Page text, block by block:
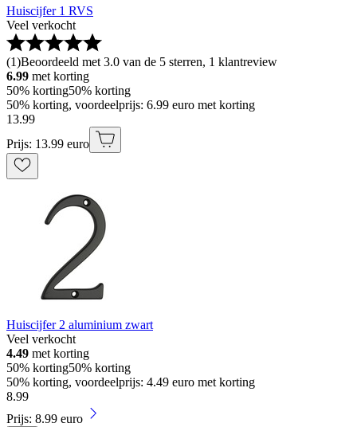
Huiscijfer 1 RVS
Veel verkocht
(1)Beoordeeld met 3.0 van de 5 sterren, 1 klantreview
6.99 met korting
50% korting50% korting
50% korting, voordeelprijs: 6.99 euro met korting
13.99
Prijs: 13.99 euro
Huiscijfer 2 aluminium zwart
Veel verkocht
4.49 met korting
50% korting50% korting
50% korting, voordeelprijs: 4.49 euro met korting
8.99
Prijs: 8.99 euro